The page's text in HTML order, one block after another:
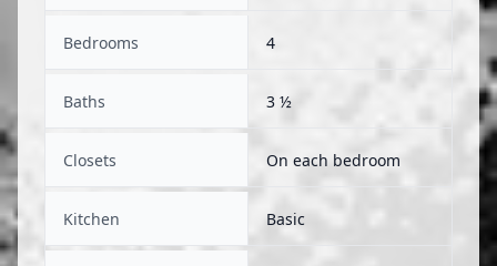
Bedrooms 4
Baths 3 ½
Closets On each bedroom
Kitchen Basic